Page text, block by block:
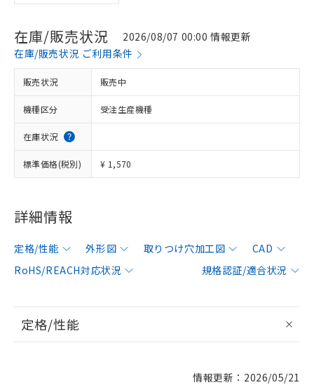
在庫/販売状況
2026/08/07 00:00 情報更新
在庫/販売状況 ご利用条件
販売状況 販売中
機種区分 受注生産機種
在庫状況
標準価格(税別) ¥ 1,570
詳細情報
定格/性能 外形図 取りつけ穴加工図
CAD
RoHS/REACH対応状況
規格認証/適合状況
定格/性能
情報更新：2026/05/21